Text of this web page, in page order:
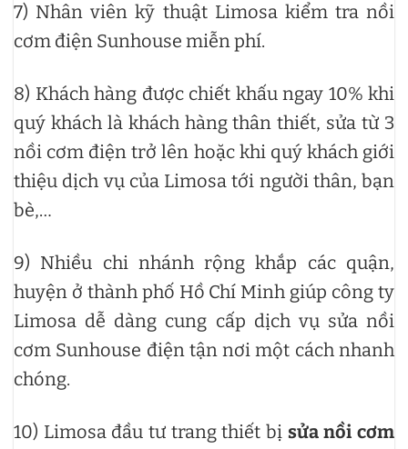
7) Nhân viên kỹ thuật Limosa kiểm tra nồi
cơm điện Sunhouse miễn phí.
8) Khách hàng được chiết khấu ngay 10% khi
quý khách là khách hàng thân thiết, sửa từ 3
nồi cơm điện trở lên hoặc khi quý khách giới
thiệu dịch vụ của Limosa tới người thân, bạn
bè,…
9) Nhiều chi nhánh rộng khắp các quận,
huyện ở thành phố Hồ Chí Minh giúp công ty
Limosa dễ dàng cung cấp dịch vụ sửa nồi
cơm Sunhouse điện tận nơi một cách nhanh
chóng.
10) Limosa đầu tư trang thiết bị sửa nồi cơm